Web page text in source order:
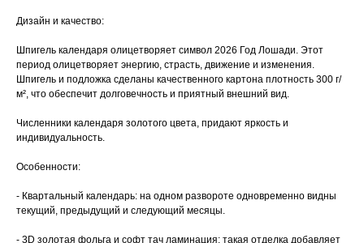
Дизайн и качество:
Шпигель календаря олицетворяет символ 2026 Год Лошади. Этот
период олицетворяет энергию, страсть, движение и изменения.
Шпигель и подложка сделаны качественного картона плотность 300 г/
м², что обеспечит долговечность и приятный внешний вид.
Численники календаря золотого цвета, придают яркость и
индивидуальность.
Особенности:
- Квартальный календарь: на одном развороте одновременно видны
текущий, предыдущий и следующий месяцы.
- 3D золотая фольга и софт тач ламинация: такая отделка добавляет